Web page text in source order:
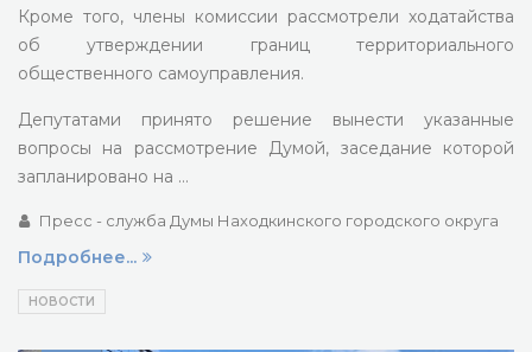
Кроме того, члены комиссии рассмотрели ходатайства
об утверждении границ территориального
общественного самоуправления.
Депутатами принято решение вынести указанные
вопросы на рассмотрение Думой, заседание которой
запланировано на …
Пресс - служба Думы Находкинского городского округа
Подробнее...
НОВОСТИ